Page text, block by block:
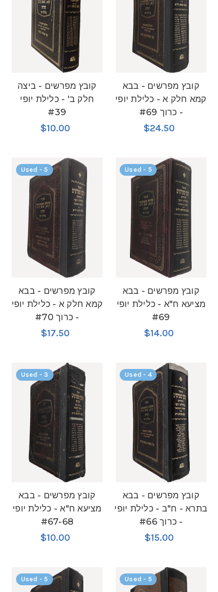
קובץ מפרשים - ביצה
חלק ב' - כלילת יופי
#39
$10.00
קובץ מפרשים - בבא
קמא חלק א - כלילת יופי
- כרוך #69
$24.50
Used - 5
קובץ מפרשים - בבא
קמא חלק א - כלילת יופי
- כרוך #70
$17.50
Used - 5
קובץ מפרשים - בבא
מציעא ח"א - כלילת יופי
#69
$14.00
Used - 3
קובץ מפרשים - בבא
מציעא ח"א - כלילת יופי
#67-68
$10.00
Used - 4
קובץ מפרשים - בבא
בתרא - ח"ב - כלילת יופי
- כרוך #66
$15.00
Used - 5 Used - 5